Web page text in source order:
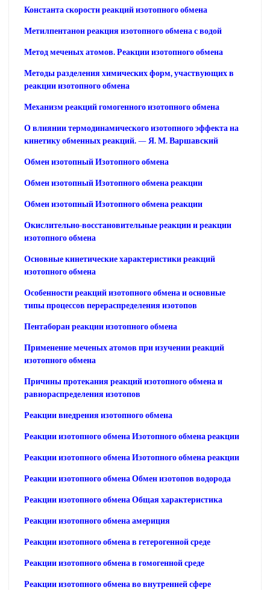
Константа скорости реакций изотопного обмена
Метилпентанон реакция изотопного обмена с водой
Метод меченых атомов. Реакции изотопного обмена
Методы разделения химических форм, участвующих в
реакции изотопного обмена
Механизм реакций гомогенного изотопного обмена
О влиянии термодинамического изотопного эффекта на
кинетику обменных реакций. — Я. М. Варшавский
Обмен изотопный Изотопного обмена
Обмен изотопный Изотопного обмена реакции
Обмен изотопный Изотопного обмена реакции
Окислительно-восстановительные реакции и реакции
изотопного обмена
Основные кинетические характеристики реакций
изотопного обмена
Особенности реакций изотопного обмена и основные
типы процессов перераспределения изотопов
Пентаборан реакции изотопного обмена
Применение меченых атомов при изучении реакций
изотопного обмена
Причины протекания реакций изотопного обмена и
равнораспределения изотопов
Реакции внедрения изотопного обмена
Реакции изотопного обмена Изотопного обмена реакции
Реакции изотопного обмена Изотопного обмена реакции
Реакции изотопного обмена Обмен изотопов водорода
Реакции изотопного обмена Общая характеристика
Реакции изотопного обмена америция
Реакции изотопного обмена в гетерогенной среде
Реакции изотопного обмена в гомогенной среде
Реакции изотопного обмена во внутренней сфере